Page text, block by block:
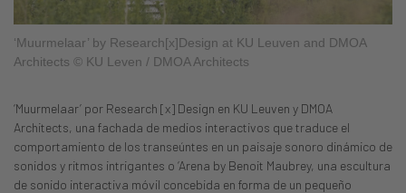
‘Muurmelaar’ by Research[x]Design at KU Leuven and DMOA
Architects © KU Leven / DMOA Architects
‘Muurmelaar’ por Research [x] Design en KU Leuven y DMOA
Architects, una fachada de medios interactivos que traduce el
comportamiento de los transeúntes en un paisaje sonoro dinámico de
sonidos y ritmos intrigantes o ‘Arena by Benoit Maubrey, una escultura
de sonido interactiva móvil concebida en forma de un pequeño